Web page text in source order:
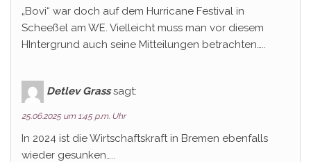
„Bovi“ war doch auf dem Hurricane Festival in
Scheeßel am WE. Vielleicht muss man vor diesem
HIntergrund auch seine Mitteilungen betrachten…..
Detlev Grass sagt:
25.06.2025 um 1:45 p.m. Uhr
In 2024 ist die Wirtschaftskraft in Bremen ebenfalls
wieder gesunken…..